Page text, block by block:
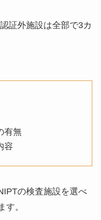
証外施設は全部で3カ
有無
容
の検査施設を選べ
す。